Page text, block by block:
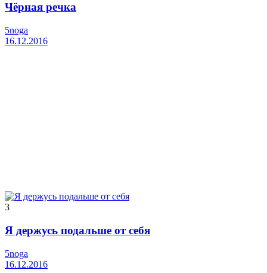
Чёрная речка
5noga
16.12.2016
3
Я держусь подальше от себя
5noga
16.12.2016